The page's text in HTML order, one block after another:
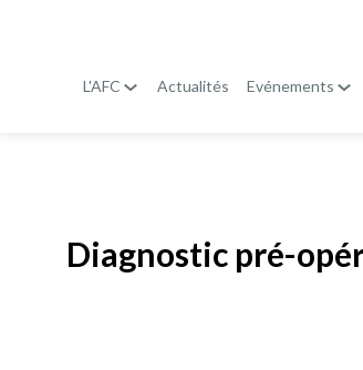
L'AFC Actualités Evénements
Diagnostic pré-